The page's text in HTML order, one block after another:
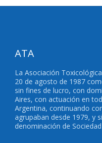
ATA
La Asociación
20 de agosto de 1987
sin fines de lucro, con
Aires, con actuación en
Argentina, continuando
agrupaban desde 1979, y
denominación de